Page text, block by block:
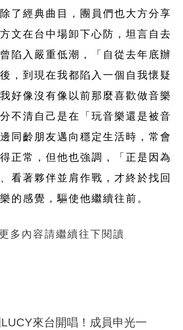
了經典曲目，團員們也大方分享
文在台中場卸下心防，坦言自去
陷入嚴重低潮，「自從去年底辦
，到現在我都陷入一個自我懷疑
好像沒有像以前那麼喜歡做音樂
不清自己是在「玩音樂還是被音
同齡朋友邁向穩定生活時，常會
正常，但他也強調，「正是因為
看著夥伴並肩作戰，才終於找回
的感覺，驅使他繼續往前。
多內容請繼續往下閱讀
來台開唱！成員申光一